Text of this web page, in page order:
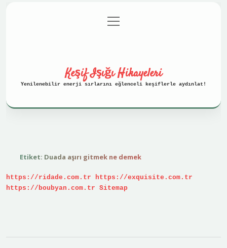
Gizlilik Politikası
menüyü
aç
Keşif Işığı Hikayeleri
Yenilenebilir enerji sırlarını eğlenceli keşiflerle aydınlat!
Etiket: Duada aşırı gitmek ne demek
https://ridade.com.tr
https://exquisite.com.tr
https://boubyan.com.tr Sitemap